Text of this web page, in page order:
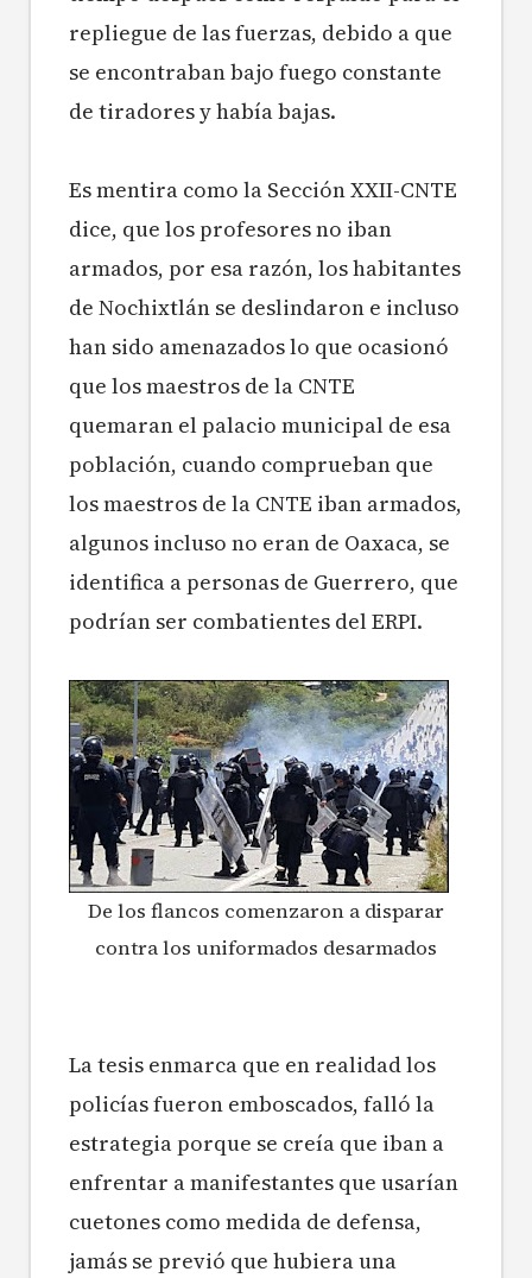
repliegue de las fuerzas, debido a que
se encontraban bajo fuego constante
de tiradores y había bajas.
Es mentira como la Sección XXII-CNTE
dice, que los profesores no iban
armados, por esa razón, los habitantes
de Nochixtlán se deslindaron e incluso
han sido amenazados lo que ocasionó
que los maestros de la CNTE
quemaran el palacio municipal de esa
población, cuando comprueban que
los maestros de la CNTE iban armados,
algunos incluso no eran de Oaxaca, se
identifica a personas de Guerrero, que
podrían ser combatientes del ERPI.
De los flancos comenzaron a disparar
contra los uniformados desarmados
La tesis enmarca que en realidad los
policías fueron emboscados, falló la
estrategia porque se creía que iban a
enfrentar a manifestantes que usarían
cuetones como medida de defensa,
jamás se previó que hubiera una